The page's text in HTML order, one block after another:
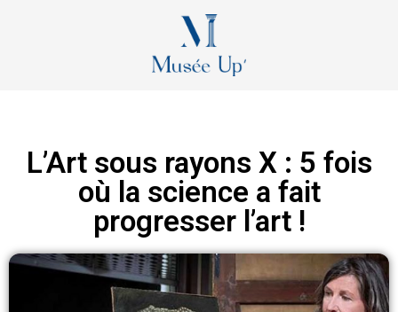
L’Art sous rayons X : 5 fois
où la science a fait
progresser l’art !